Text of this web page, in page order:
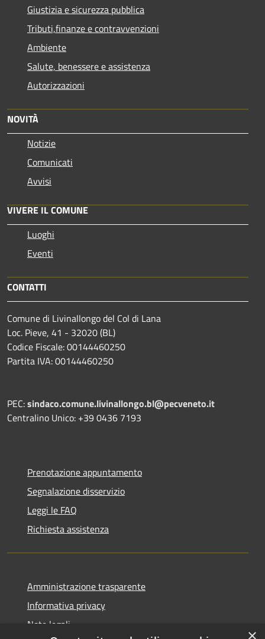
Giustizia e sicurezza pubblica
Tributi,finanze e contravvenzioni
Ambiente
Salute, benessere e assistenza
Autorizzazioni
NOVITÀ
Notizie
Comunicati
Avvisi
VIVERE IL COMUNE
Luoghi
Eventi
CONTATTI
Comune di Livinallongo del Col di Lana
Loc. Pieve, 41 - 32020 (BL)
Codice Fiscale: 00144460250
Partita IVA: 00144460250
PEC:sindaco.comune.livinallongo.bl@pecveneto.it
Centralino Unico: +39 0436 7193
Prenotazione appuntamento
Segnalazione disservizio
Leggi le FAQ
Richiesta assistenza
Amministrazione trasparente
Informativa privacy
Note legali